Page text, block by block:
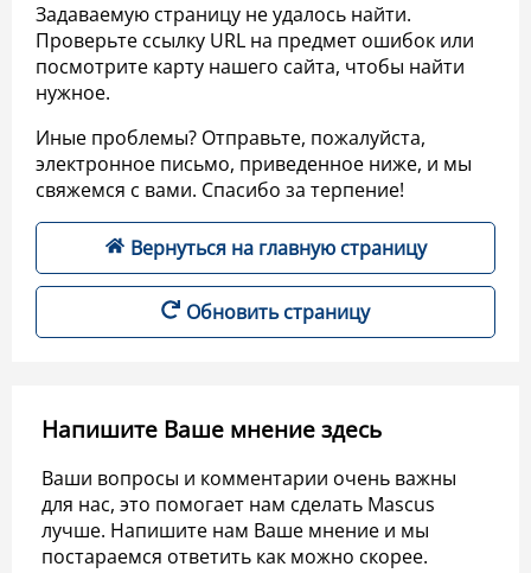
Задаваемую страницу не удалось найти.
Проверьте ссылку URL на предмет ошибок или
посмотрите карту нашего сайта, чтобы найти
нужное.
Иные проблемы? Отправьте, пожалуйста,
электронное письмо, приведенное ниже, и мы
свяжемся с вами. Спасибо за терпение!
Вернуться на главную страницу
Обновить страницу
Напишите Ваше мнение здесь
Ваши вопросы и комментарии очень важны
для нас, это помогает нам сделать Mascus
лучше. Напишите нам Ваше мнение и мы
постараемся ответить как можно скорее.